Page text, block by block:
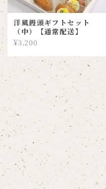
洋風饅頭ギフトセット
（中）【通常配送】
¥3,200